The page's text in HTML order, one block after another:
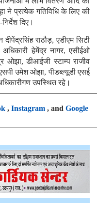
ने प्रत्येक गतिविधि के लिए की
दिए।
राठौड़, एडीएम सिटी
हेमेंद्र नागर, एसीईओ
ओझा, डीआईजी स्टाम्प राजीव
उमेश ओझा, पीडब्ल्यूडी एसई
उपस्थित रहे।
, Instagram, and Google